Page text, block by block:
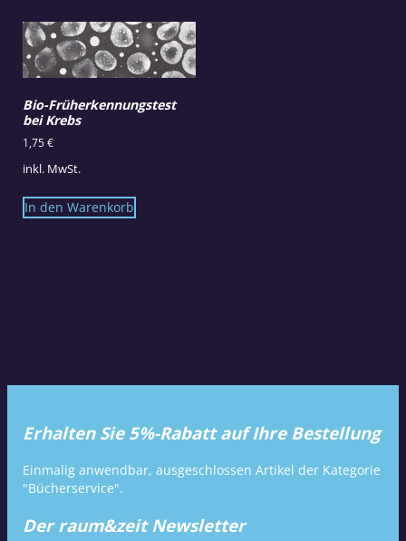
Bio-Früherkennungstest
bei Krebs
1,75€
inkl. MwSt.
In den Warenkorb
Erhalten Sie 5%-Rabatt auf Ihre Bestellung
Einmalig anwendbar, ausgeschlossen Artikel der Kategorie
"Bücherservice".
Der raum&zeit Newsletter